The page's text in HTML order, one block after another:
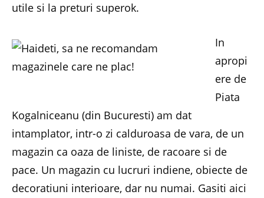
utile si la preturi superok.
In
apropi
ere de
Piata
Kogalniceanu (din Bucuresti) am dat
intamplator, intr-o zi calduroasa de vara, de un
magazin ca oaza de liniste, de racoare si de
pace. Un magazin cu lucruri indiene, obiecte de
decoratiuni interioare, dar nu numai. Gasiti aici